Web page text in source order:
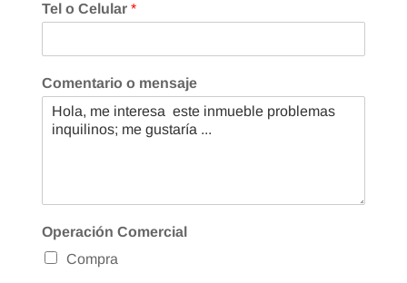
Tel o Celular *
Comentario o mensaje
Operación Comercial
Compra